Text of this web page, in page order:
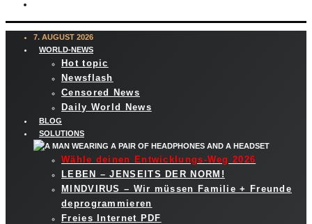
7. AUGUST 2026
WORLD-NEWS
Hot topic
Newsflash
Censored News
Daily World News
BLOG
SOLUTIONS
Wähle deinen Entwicklungs-Weg 2026
LEBEN – JENSEITS DER NORM!
MINDVIRUS – Wir müssen Familie + Freunde
deprogrammieren
Freies Internet PDF